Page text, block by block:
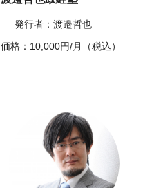
発行者：渡邉哲也
価格：10,000円/月（税込）